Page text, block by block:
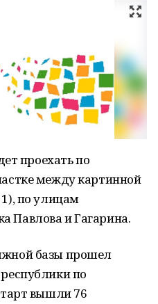
проехать по
между картинной
по улицам
Павлова и Гагарина.
базы прошел
по
вышли 76